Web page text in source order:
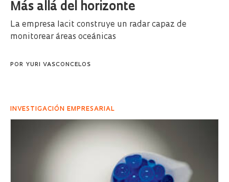
Más allá del horizonte
La empresa Iacit construye un radar capaz de
monitorear áreas oceánicas
POR YURI VASCONCELOS
INVESTIGACIÓN EMPRESARIAL